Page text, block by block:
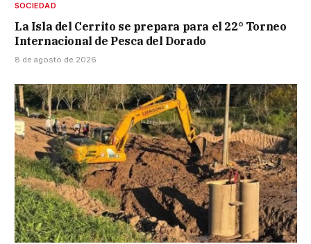
SOCIEDAD
La Isla del Cerrito se prepara para el 22° Torneo
Internacional de Pesca del Dorado
8 de agosto de 2026